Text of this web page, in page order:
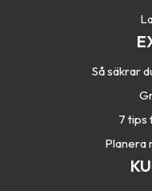
Så säkrar
7 tips
Planera